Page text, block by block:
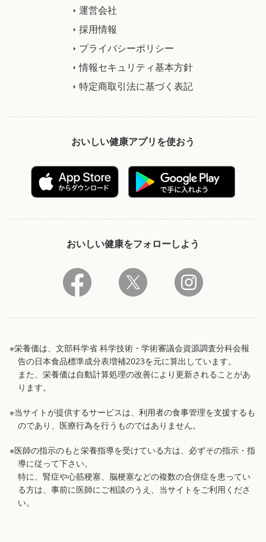
運営会社
採用情報
プライバシーポリシー
情報セキュリティ基本方針
特定商取引法に基づく表記
おいしい健康アプリを使おう
おいしい健康をフォローしよう
※栄養価は、文部科学省 科学技術・学術審議会資源調査分科会報
告の日本食品標準成分表増補2023を元に算出しています。
また、栄養価は自動計算処理の改善により更新されることがあ
ります。
※当サイトが提供するサービスは、利用者の食事管理を支援するも
のであり、医療行為を行うものではありません。
※医師の指示のもと栄養指導を受けている方は、必ずその指示・指
導に従って下さい。
特に、腎症や心筋梗塞、脳梗塞などの複数の合併症を患ってい
る方は、事前に医師にご相談のうえ、当サイトをご利用くださ
い。